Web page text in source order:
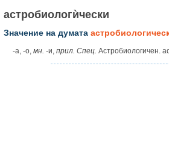
астробиологѝчески
Значение на думата
‑а, ‑о, мн. ‑и, прил. Спец. Астробиологичен.